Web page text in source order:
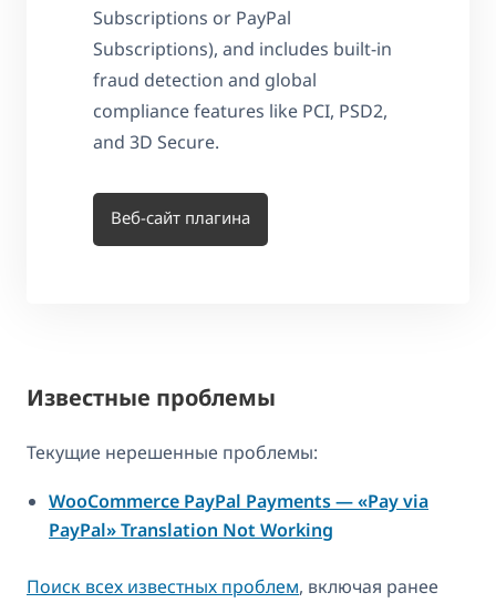
Subscriptions or PayPal
Subscriptions), and includes built-in
fraud detection and global
compliance features like PCI, PSD2,
and 3D Secure.
Веб-сайт плагина
Известные проблемы
Текущие нерешенные проблемы:
WooCommerce PayPal Payments — «Pay via
PayPal» Translation Not Working
Поиск всех известных проблем, включая ранее